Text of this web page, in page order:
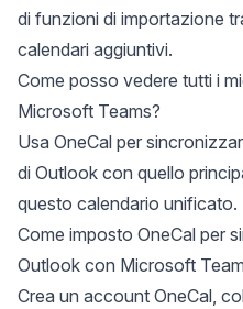
di funzioni di importazione
calendari aggiuntivi.
Come posso vedere tutti i
Microsoft Teams?
Usa OneCal per
di Outlook con quello
questo calendario unificato.
Come imposto OneCal per
Outlook con Microsoft
Crea un account OneCal,